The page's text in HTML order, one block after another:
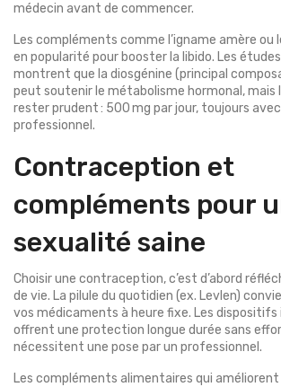
médecin avant de commencer.
Les compléments comme l’igname amère ou
en popularité pour booster la libido. Les
montrent que la diosgénine (principal
peut soutenir le métabolisme hormonal, mais
rester prudent : 500 mg par jour, toujours avec
professionnel.
Contraception et
compléments pour
sexualité saine
Choisir une contraception, c’est d’abord
de vie. La pilule du quotidien (ex. Levlen)
vos médicaments à heure fixe. Les dispositifs
offrent une protection longue durée sans
nécessitent une pose par un professionnel.
Les compléments alimentaires qui